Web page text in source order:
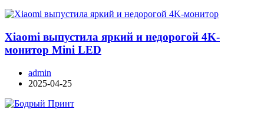
Xiaomi выпустила яркий и недорогой 4K-
монитор Mini LED
admin
2025-04-25